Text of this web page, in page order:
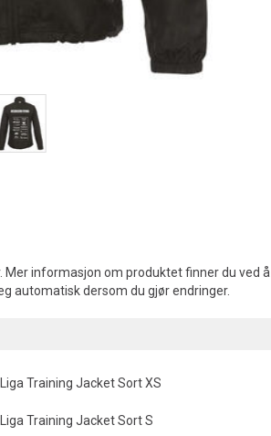
informasjon om produktet finner du ved
automatisk dersom du gjør endringer.
Training Jacket Sort XS
Training Jacket Sort S